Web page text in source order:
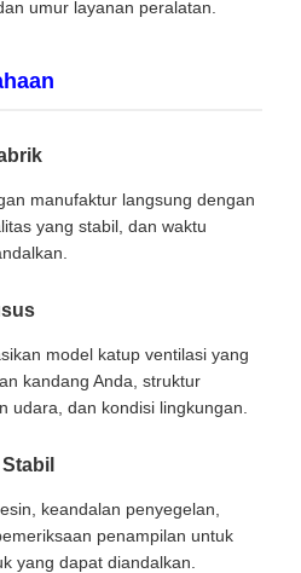
umur layanan peralatan.
manufaktur langsung dengan
yang stabil, dan waktu
model katup ventilasi yang
kandang Anda, struktur
udara, dan kondisi lingkungan.
keandalan penyegelan,
penampilan untuk
yang dapat diandalkan.